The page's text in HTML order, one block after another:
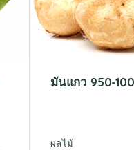
มันแกว 950-
ผลไม้